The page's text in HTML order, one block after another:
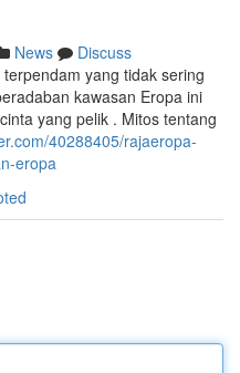
News
Discuss
yang tidak sering
kawasan Eropa ini
yang pelik . Mitos tentang
40288405/rajaeropa-
eropa